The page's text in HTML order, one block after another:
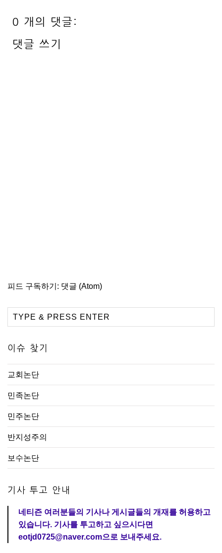
0 개의 댓글:
댓글 쓰기
피드 구독하기: 댓글 (Atom)
이슈 찾기
교회논단
민족논단
민주논단
반지성주의
보수논단
기사 투고 안내
네티즌 여러분들의 기사나 게시글들의 개재를 허용하고
있습니다. 기사를 투고하고 싶으시다면
eotjd0725@naver.com으로 보내주세요.